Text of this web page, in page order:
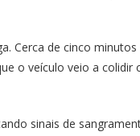
Cerca de cinco
o veículo veio a colidir
sinais de